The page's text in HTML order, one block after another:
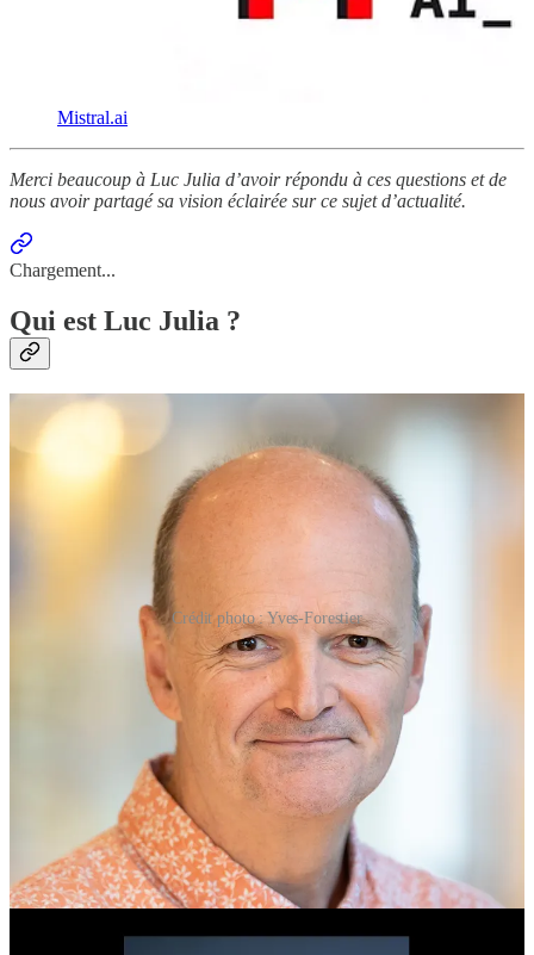
Mistral.ai
Merci beaucoup à Luc Julia d’avoir répondu à ces questions et de
nous avoir partagé sa vision éclairée sur ce sujet d’actualité.
Chargement...
Qui est Luc Julia ?
Crédit photo : Yves-Forestier
Pour ceux qui ne le connaissent pas, le Dr. Luc Julia est une figure
emblématique du monde de l'Intelligence Artificielle. Actuellement
Directeur Scientifique chez Renault, il a été auparavant Vice-
président de l'innovation chez Samsung Electronics avant son
passage très remarqué chez Apple pour diriger le projet de l’assistant
Avec plus de 30 années d'expérience en Intelligence Artificielle et
informatique entre la Silicon Valley et l'Europe, il détient de
multiples brevets et est l'un des technologues français les plus
influents. Il a été faitChevalier de la Légion d'honneuret est
membre de l'Académie Nationale des Technologies
Auteur reconnu, célèbre pour son livre “L'Intelligence Artificielle